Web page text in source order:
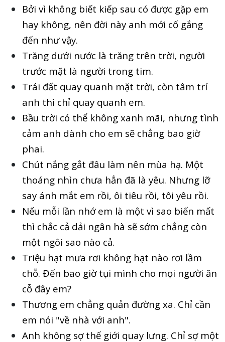
Bởi vì không biết kiếp sau có được gặp em
hay không, nên đời này anh mới cố gắng
đến như vậy.
Trăng dưới nước là trăng trên trời, người
trước mặt là người trong tim.
Trái đất quay quanh mặt trời, còn tâm trí
anh thì chỉ quay quanh em.
Bầu trời có thể không xanh mãi, nhưng tình
cảm anh dành cho em sẽ chẳng bao giờ
phai.
Chút nắng gắt đâu làm nên mùa hạ. Một
thoáng nhìn chưa hẳn đã là yêu. Nhưng lỡ
say ánh mắt em rồi, ôi tiêu rồi, tôi yêu rồi.
Nếu mỗi lần nhớ em là một vì sao biến mất
thì chắc cả dải ngân hà sẽ sớm chẳng còn
một ngôi sao nào cả.
Triệu hạt mưa rơi không hạt nào rơi lầm
chỗ. Đến bao giờ tụi mình cho mọi người ăn
cỗ đây em?
Thương em chẳng quản đường xa. Chỉ cần
em nói "về nhà với anh".
Anh không sợ thế giới quay lưng. Chỉ sợ một